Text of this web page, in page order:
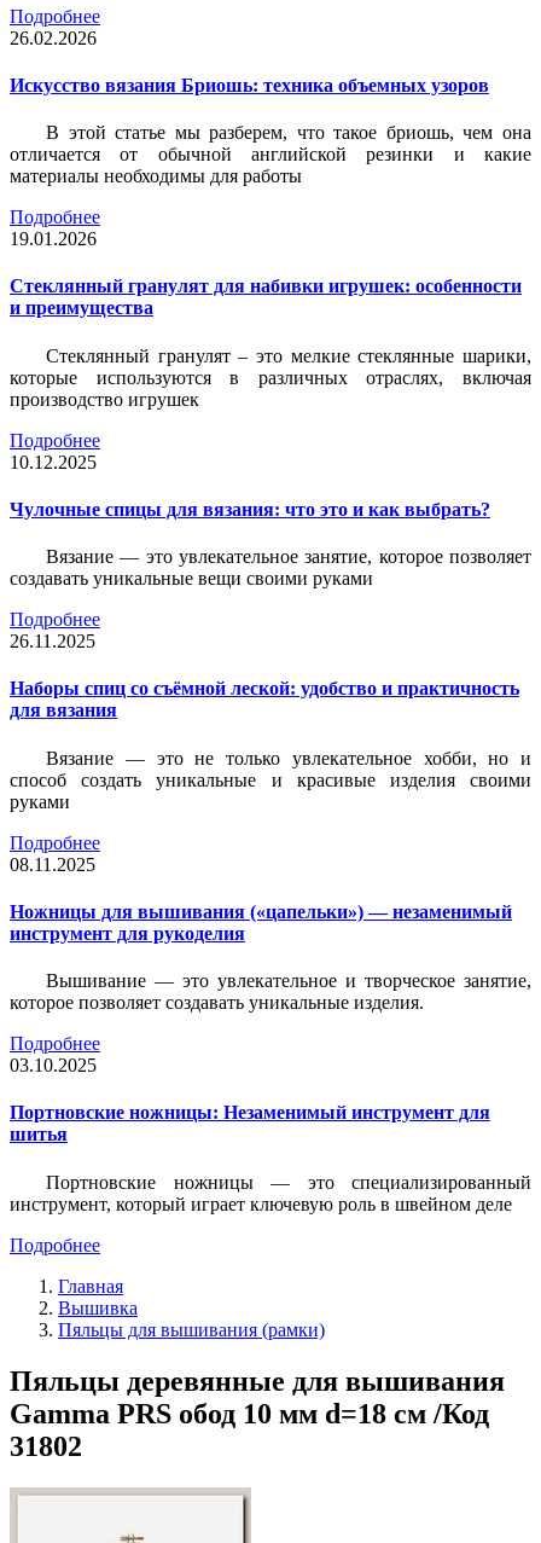
Подробнее
26.02.2026
Искусство вязания Бриошь: техника объемных узоров
В этой статье мы разберем, что такое бриошь, чем она
отличается от обычной английской резинки и какие
материалы необходимы для работы
Подробнее
19.01.2026
Стеклянный гранулят для набивки игрушек: особенности
и преимущества
Стеклянный гранулят – это мелкие стеклянные шарики,
которые используются в различных отраслях, включая
производство игрушек
Подробнее
10.12.2025
Чулочные спицы для вязания: что это и как выбрать?
Вязание — это увлекательное занятие, которое позволяет
создавать уникальные вещи своими руками
Подробнее
26.11.2025
Наборы спиц со съёмной леской: удобство и практичность
для вязания
Вязание — это не только увлекательное хобби, но и
способ создать уникальные и красивые изделия своими
руками
Подробнее
08.11.2025
Ножницы для вышивания («цапельки») — незаменимый
инструмент для рукоделия
Вышивание — это увлекательное и творческое занятие,
которое позволяет создавать уникальные изделия.
Подробнее
03.10.2025
Портновские ножницы: Незаменимый инструмент для
шитья
Портновские ножницы — это специализированный
инструмент, который играет ключевую роль в швейном деле
Подробнее
Главная
Вышивка
Пяльцы для вышивания (рамки)
Пяльцы деревянные для вышивания
Gamma PRS обод 10 мм d=18 см /Код
31802